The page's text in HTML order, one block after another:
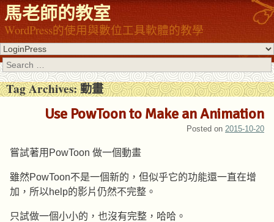
馬老師的教室
WordPress的使用與數位工具軟體的教學
Search
Tag Archives:動畫
Use PowToon to Make an Animation
Posted on 2015-10-20
嘗試著用PowToon 做一個動畫
雖然PowToon不是一個新的，但似乎它的功能還一直在增
加，所以help的影片仍然不完整。
只試做一個小小的，也沒有完整，哈哈。